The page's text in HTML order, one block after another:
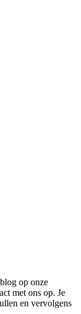
op onze
met ons op. Je
en vervolgens